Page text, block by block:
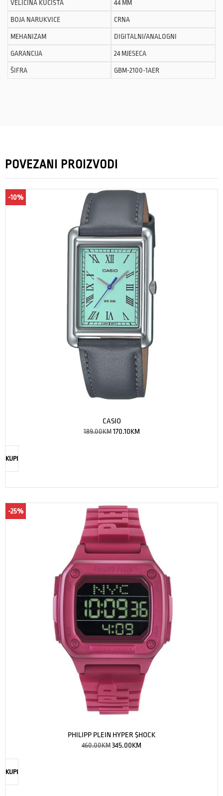
VELIČINA KUĆIŠTA 44 MM
BOJA NARUKVICE CRNA
MEHANIZAM DIGITALNI/ANALOGNI
GARANCIJA 24 MJESECA
ŠIFRA GBM-2100-1AER
POVEZANI PROIZVODI
-10%
CASIO
189.00KM 170.10KM
KUPI
-25%
PHILIPP PLEIN HYPER $HOCK
460.00KM345.00KM
KUPI